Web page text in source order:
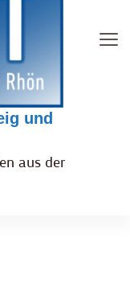
und
aus der